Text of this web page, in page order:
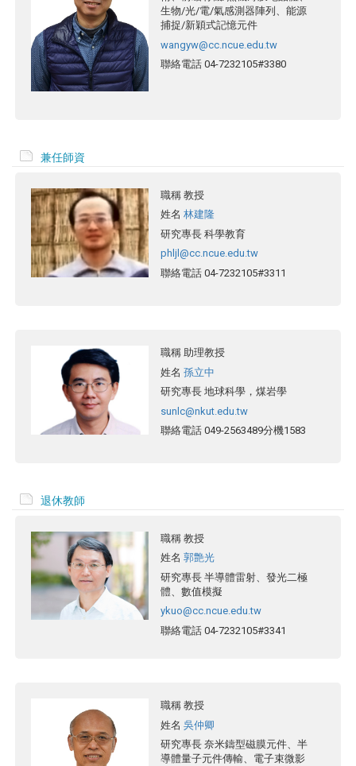
生物/光/電/氣感測器陣列、能源
捕捉/新穎式記憶元件
wangyw@cc.ncue.edu.tw
聯絡電話 04-7232105#3380
兼任師資
職稱 教授
姓名 林建隆
研究專長 科學教育
phljl@cc.ncue.edu.tw
聯絡電話 04-7232105#3311
職稱 助理教授
姓名 孫立中
研究專長 地球科學，煤岩學
sunlc@nkut.edu.tw
聯絡電話 049-2563489分機1583
退休教師
職稱 教授
姓名 郭艶光
研究專長 半導體雷射、發光二極
體、數值模擬
ykuo@cc.ncue.edu.tw
聯絡電話 04-7232105#3341
職稱 教授
姓名 吳仲卿
研究專長 奈米鑄型磁膜元件、半
導體量子元件傳輸、電子束微影